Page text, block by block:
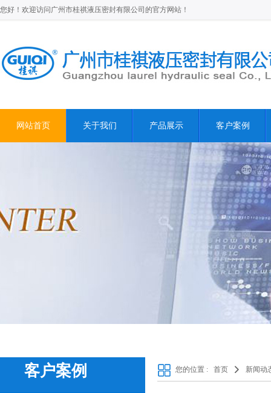
您好！欢迎访问广州市桂祺液压密封有限公司的官方网站！
网站首页 关于我们 产品展示 客户案例
客户案例 您的位置 : 首页 新闻动